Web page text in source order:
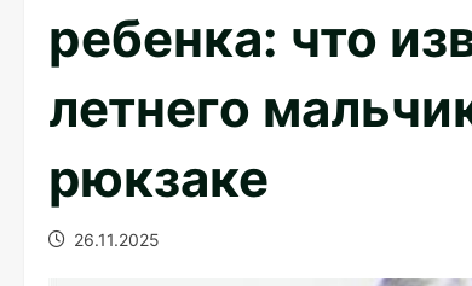
ребенка: что
летнего
рюкзаке
26.11.2025